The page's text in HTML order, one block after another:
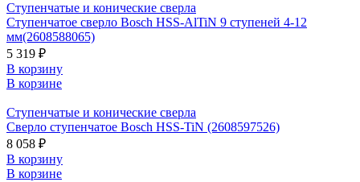
Ступенчатые и конические сверла
Ступенчатое сверло Bosch HSS-AlTiN 9 ступеней 4-12
мм(2608588065)
5 319 ₽
В корзину
В корзине
Ступенчатые и конические сверла
Сверло ступенчатое Bosch HSS-TiN (2608597526)
8 058 ₽
В корзину
В корзине